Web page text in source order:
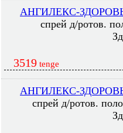
АНГИЛЕКС-
спрей д/ротов.
3519 tenge
АНГИЛЕКС-
спрей д/ротов.